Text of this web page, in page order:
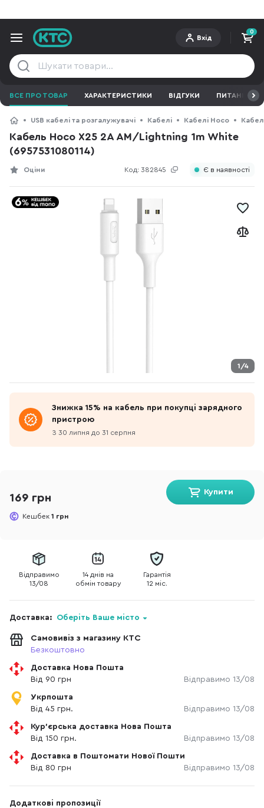
Вхід
0
ВСЕ ПРО ТОВАР ХАРАКТЕРИСТИКИ ВІДГУКИ ПИТАННЯ ТА
USB кабелі та розгалужувачі Кабелі Кабелі Hoco
Кабель Hoco X25 2A AM/Lightning 1m White
(6957531080114)
Код: 382845
Оціни Є в наявності
1/4
Знижка 15% на кабель при покупці зарядного
пристрою
З 30 липня до 31 серпня
169 грн
Кешбек 1 грн
Купити
Відправимо
13/08
14 днів на
обмін товару
Гарантія
12 міс.
Доставка: Оберіть Ваше місто
Самовивіз з магазину КТС
Безкоштовно
Доставка Нова Пошта
Від 90 грн
Відправимо 13/08
Укрпошта
Від 45 грн.
Відправимо 13/08
Кур'єрська доставка Нова Пошта
Від 150 грн.
Відправимо 13/08
Доставка в Поштомати Нової Пошти
Від 80 грн
Відправимо 13/08
Додаткові пропозиції